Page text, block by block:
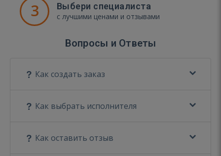
3 Выбери специалиста
с лучшими ценами и отзывами
Вопросы и Ответы
Как создать заказ
Как выбрать исполнителя
Как оставить отзыв